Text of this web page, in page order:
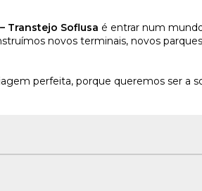
Transtejo Soflusa é entrar num
novos terminais, novos
perfeita, porque queremos ser a
do serviço de transporte público